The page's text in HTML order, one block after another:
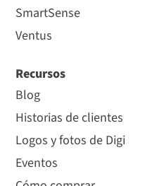
SmartSense
Ventus
Recursos
Blog
Historias de clientes
Logos y fotos de Digi
Eventos